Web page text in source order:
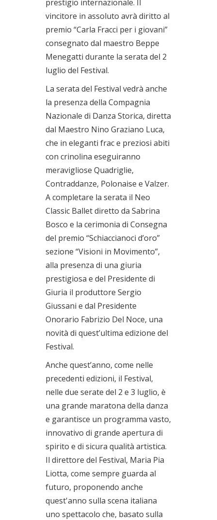
prestigio internazionale. Il
vincitore in assoluto avrà diritto al
premio “Carla Fracci per i giovani”
consegnato dal maestro Beppe
Menegatti durante la serata del 2
luglio del Festival.
La serata del Festival vedrà anche
la presenza della Compagnia
Nazionale di Danza Storica, diretta
dal Maestro Nino Graziano Luca,
che in eleganti frac e preziosi abiti
con crinolina eseguiranno
meravigliose Quadriglie,
Contraddanze, Polonaise e Valzer.
A completare la serata il Neo
Classic Ballet diretto da Sabrina
Bosco e la cerimonia di Consegna
del premio “Schiaccianoci d’oro”
sezione “Visioni in Movimento”,
alla presenza di una giuria
prestigiosa e del Presidente di
Giuria il produttore Sergio
Giussani e dal Presidente
Onorario Fabrizio Del Noce, una
novità di quest’ultima edizione del
Festival.
Anche quest’anno, come nelle
precedenti edizioni, il Festival,
nelle due serate del 2 e 3 luglio, è
una grande maratona della danza
e garantisce un programma vasto,
innovativo di grande apertura di
spirito e di sicura qualità artistica.
Il direttore del Festival, Maria Pia
Liotta, come sempre guarda al
futuro, proponendo anche
quest'anno sulla scena italiana
uno spettacolo che, basato sulla